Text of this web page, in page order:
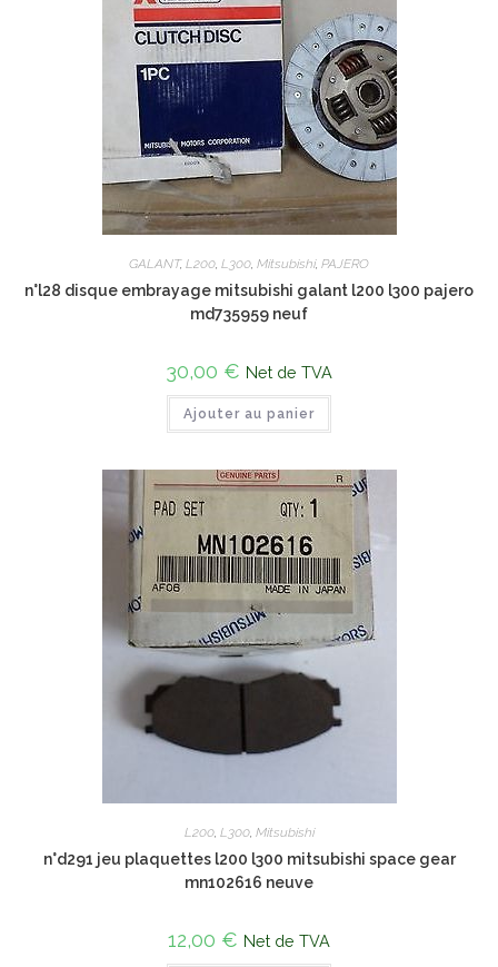
GALANT, L200, L300, Mitsubishi, PAJERO
n°l28 disque embrayage mitsubishi galant l200 l300 pajero
md735959 neuf
30,00 € Net de TVA
Ajouter au panier
L200, L300, Mitsubishi
n°d291 jeu plaquettes l200 l300 mitsubishi space gear
mn102616 neuve
12,00 € Net de TVA